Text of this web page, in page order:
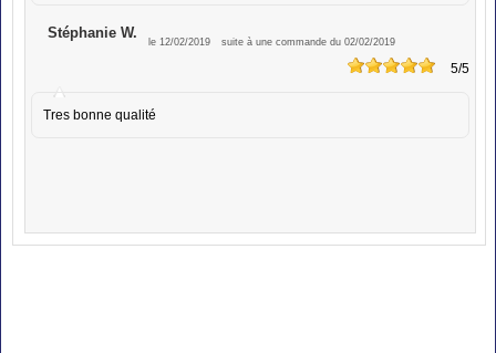
Stéphanie W.
le 12/02/2019 suite à une commande du 02/02/2019
5/5
Tres bonne qualité